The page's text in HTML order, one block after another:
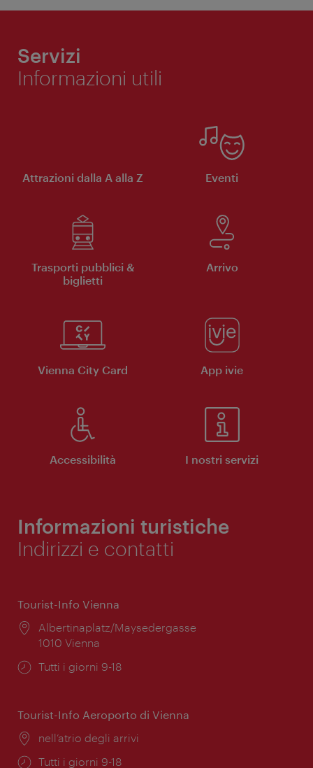
Servizi
Informazioni utili
Attrazioni dalla A alla Z Eventi
Trasporti pubblici &
biglietti
Arrivo
Vienna City Card App ivie
Accessibilità I nostri servizi
Informazioni turistiche
Indirizzi e contatti
Tourist-Info Vienna
Posizione:
Albertinaplatz/Maysedergasse
1010 Vienna
Orari
Tutti i giorni 9-18
Tourist-Info Aeroporto di Vienna
Posizione:
nell’atrio degli arrivi
Orari
Tutti i giorni 9-18